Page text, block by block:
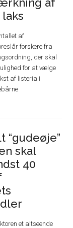
af
forskere fra
der skal
for at vælge
af listeria i
“gudeøje”
skal
40
et altseende